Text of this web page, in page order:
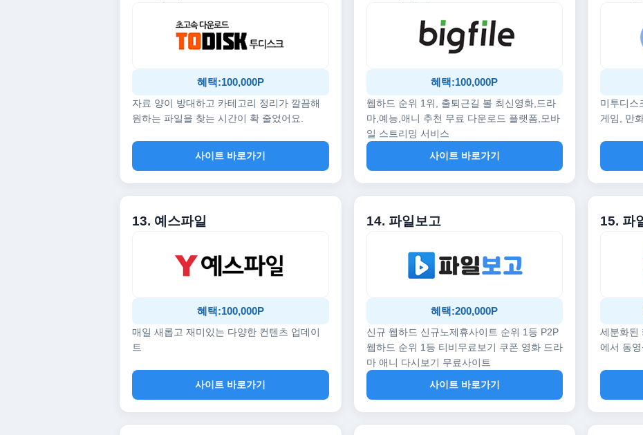
혜택:100,000P
자료 양이 방대하고 카테고리 정리가 깔끔해
원하는 파일을 찾는 시간이 확 줄었어요.
사이트 바로가기
혜택:100,000P
웹하드 순위 1위, 출퇴근길 볼 최신영화,드라
마,예능,애니 추천 무료 다운로드 플랫폼,모바
일 스트리밍 서비스
사이트 바로가기
미투디스
게임, 만
13. 예스파일
혜택:100,000P
매일 새롭고 재미있는 다양한 컨텐츠 업데이
트
사이트 바로가기
14. 파일보고
혜택:200,000P
신규 웹하드 신규노제휴사이트 순위 1등 P2P
웹하드 순위 1등 티비무료보기 쿠폰 영화 드라
마 애니 다시보기 무료사이트
사이트 바로가기
15. 파
세분화된
에서 동